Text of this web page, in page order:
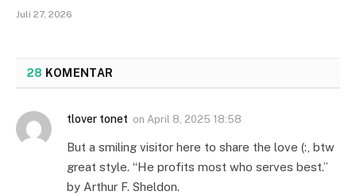
Juli 27, 2026
28 KOMENTAR
tlover tonet on April 8, 2025 18:58
But a smiling visitor here to share the love (:, btw
great style. “He profits most who serves best.”
by Arthur F. Sheldon.